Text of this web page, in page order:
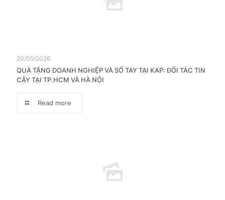
20/05/2026
QUÀ TẶNG DOANH NGHIỆP VÀ SỔ TAY TẠI KAP: ĐỐI TÁC TIN
CẬY TẠI TP.HCM VÀ HÀ NỘI
Read more